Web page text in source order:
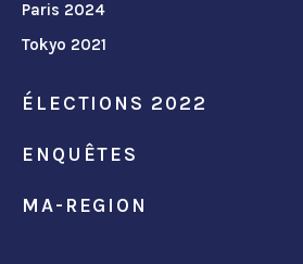
Paris 2024
Tokyo 2021
ÉLECTIONS 2022
ENQUÊTES
MA-REGION